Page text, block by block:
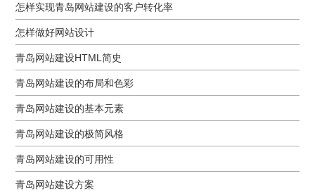
怎样实现青岛网站建设的客户转化率
怎样做好网站设计
青岛网站建设HTML简史
青岛网站建设的布局和色彩
青岛网站建设的基本元素
青岛网站建设的极简风格
青岛网站建设的可用性
青岛网站建设方案